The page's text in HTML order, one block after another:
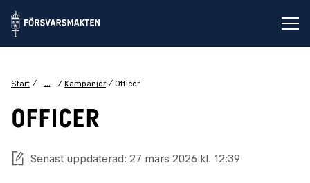
Start ... Kampanjer Officer
OFFICER
Senast uppdaterad: 27 mars 2026 kl. 12:39